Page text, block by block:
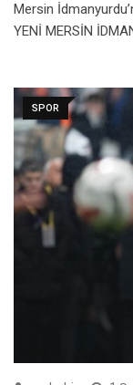
Mersin
YENİ MERSİN
SPOR